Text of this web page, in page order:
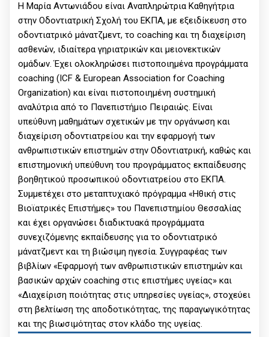
Η Μαρία Αντωνιάδου είναι Αναπληρώτρια Καθηγήτρια
στην Οδοντιατρική Σχολή του ΕΚΠΑ, με εξειδίκευση στο
οδοντιατρικό μάνατζμεντ, το coaching και τη διαχείριση
ασθενών, ιδιαίτερα γηριατρικών και μειονεκτικών
ομάδων. Έχει ολοκληρώσει πιστοποιημένα προγράμματα
coaching (ICF & European Association for Coaching
Organization) και είναι πιστοποιημένη συστημική
αναλύτρια από το Πανεπιστήμιο Πειραιώς. Είναι
υπεύθυνη μαθημάτων σχετικών με την οργάνωση και
διαχείριση οδοντιατρείου και την εφαρμογή των
ανθρωπιστικών επιστημών στην Οδοντιατρική, καθώς και
επιστημονική υπεύθυνη του προγράμματος εκπαίδευσης
βοηθητικού προσωπικού οδοντιατρείου στο ΕΚΠΑ.
Συμμετέχει στο μεταπτυχιακό πρόγραμμα «Ηθική στις
Βιοϊατρικές Επιστήμες» του Πανεπιστημίου Θεσσαλίας
και έχει οργανώσει διαδικτυακά προγράμματα
συνεχιζόμενης εκπαίδευσης για το οδοντιατρικό
μάνατζμεντ και τη βιώσιμη ηγεσία. Συγγραφέας των
βιβλίων «Εφαρμογή των ανθρωπιστικών επιστημών και
βασικών αρχών coaching στις επιστήμες υγείας» και
«Διαχείριση ποιότητας στις υπηρεσίες υγείας», στοχεύει
στη βελτίωση της αποδοτικότητας, της παραγωγικότητας
και της βιωσιμότητας στον κλάδο της υγείας.